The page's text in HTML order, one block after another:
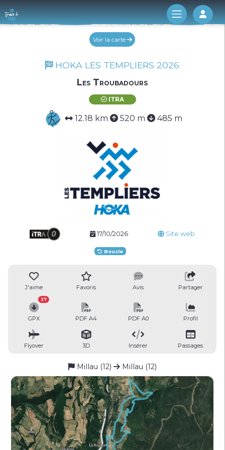
Log
Voir la carte
HOKA LES TEMPLIERS 2026
Les Troubadours
ITRA
12.18 km 520 m 485 m
17/10/2026 Site web
Boucle
J'aime Favoris Avis Partager
GPX
27
PDF A4 PDF A0 Profil
Flyover 3D Insérer Passages
Millau (12) Millau (12)